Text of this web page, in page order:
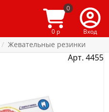
0
0 р Вход
Жевательные резинки
Арт. 4455